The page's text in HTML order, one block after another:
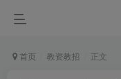
首页 教资教招 正文